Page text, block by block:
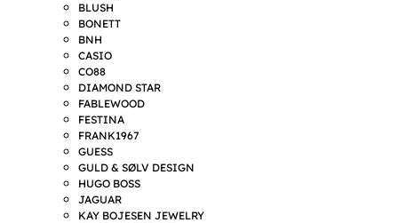
BLUSH
BONETT
BNH
CASIO
CO88
DIAMOND STAR
FABLEWOOD
FESTINA
FRANK1967
GUESS
GULD & SØLV DESIGN
HUGO BOSS
JAGUAR
KAY BOJESEN JEWELRY